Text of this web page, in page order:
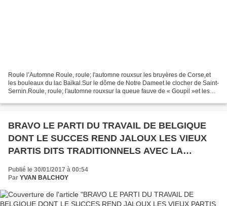
Roule l’Automne Roule, roule; l'automne rouxsur les bruyères de Corse,et
les bouleaux du lac Baïkal.Sur le dôme de Notre Dameet le clocher de Saint-
Sernin.Roule, roule; l'automne rouxsur la queue fauve de « Goupil »et les
BRAVO LE PARTI DU TRAVAIL DE BELGIQUE
DONT LE SUCCES REND JALOUX LES VIEUX
PARTIS DITS TRADITIONNELS AVEC LA
COMPLICITE DU DEJA VIEUX ECOLO ILS
TENTENT PAR TOS MOYENS SOUVENT PEU
COMMISSION D'ENQUETE QUI RISQUE DE LES
Publié le 30/01/2017 à 00:54
Par YVAN BALCHOY